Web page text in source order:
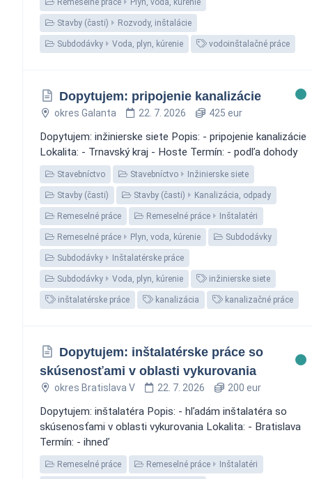
Remeselné práce Plyn, voda, kúrenie
Stavby (časti) Rozvody, inštalácie
Subdodávky Voda, plyn, kúrenie vodoinštalačné práce
Dopytujem: pripojenie kanalizácie
okres Galanta 22. 7. 2026 425 eur
Dopytujem: inžinierske siete Popis: - pripojenie kanalizácie
Lokalita: - Trnavský kraj - Hoste Termín: - podľa dohody
Stavebníctvo Stavebníctvo Inžinierske siete
Stavby (časti) Stavby (časti) Kanalizácia, odpady
Remeselné práce Remeselné práce Inštalatéri
Remeselné práce Plyn, voda, kúrenie Subdodávky
Subdodávky Inštalatérske práce
Subdodávky Voda, plyn, kúrenie inžinierske siete
inštalatérske práce kanalizácia kanalizačné práce
Dopytujem: inštalatérske práce so
skúsenosťami v oblasti vykurovania
okres Bratislava V 22. 7. 2026 200 eur
Dopytujem: inštalatéra Popis: - hľadám inštalatéra so
skúsenosťami v oblasti vykurovania Lokalita: - Bratislava
Termín: - ihneď
Remeselné práce Remeselné práce Inštalatéri